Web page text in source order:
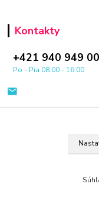
Kontakty
+421 940 949
Po - Pia 08:00 - 16:00
© 2024